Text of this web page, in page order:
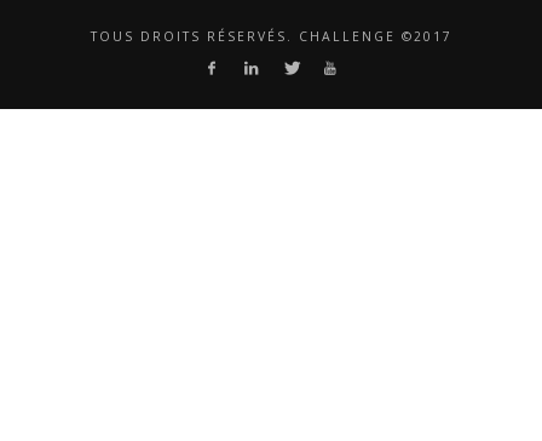
TOUS DROITS RÉSERVÉS. CHALLENGE ©2017